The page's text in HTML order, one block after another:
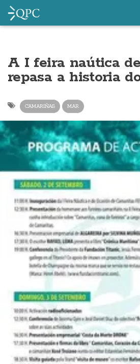
A I feira naútica
repasa a historia
CAMARIÑAS MAR